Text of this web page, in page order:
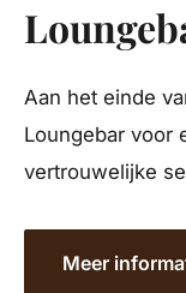
Aan het einde
Loungebar voor
vertrouwelijke
Meer